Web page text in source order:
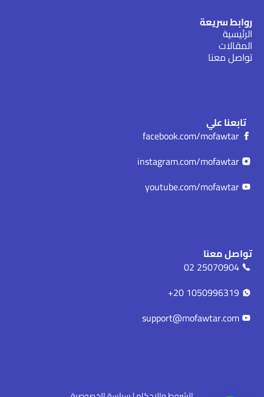
روابط سريعة
الرئيسية
المقالات
تواصل معنا
تابعنا علي
facebook.com/mofawtar
instagram.com/mofawtar
youtube.com/mofawtar
تواصل معنا
25070904 02
1050996319 20+
support@mofawtar.com